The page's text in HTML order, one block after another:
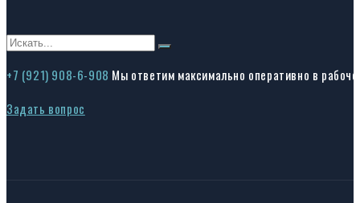
+7 (921) 908-6-908 Мы ответим максимально оперативно в
Задать вопрос